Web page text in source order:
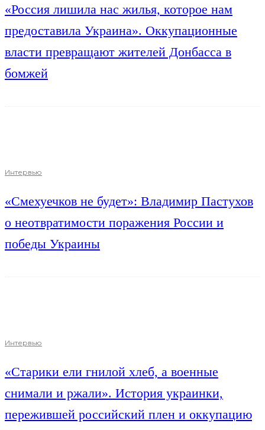
«Россия лишила нас жилья, которое нам
предоставила Украина». Оккупационные
власти превращают жителей Донбасса в
бомжей
Интервью
«Смехуечков не будет»: Владимир Пастухов
о неотвратимости поражения России и
победы Украины
Интервью
«Старики ели гнилой хлеб, а военные
снимали и ржали». История украинки,
пережившей российский плен и оккупацию